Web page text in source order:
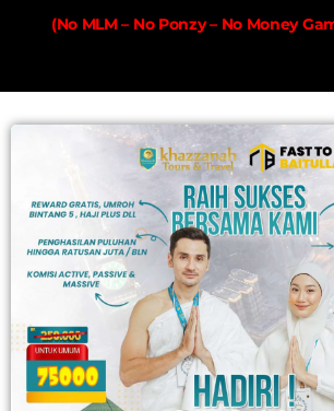
(No MLM – No Ponzy – No Money